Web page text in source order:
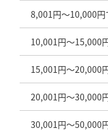
8,001円～10,000円
10,001円～15,000
15,001円～20,000
20,001円～30,000
30,001円～50,000